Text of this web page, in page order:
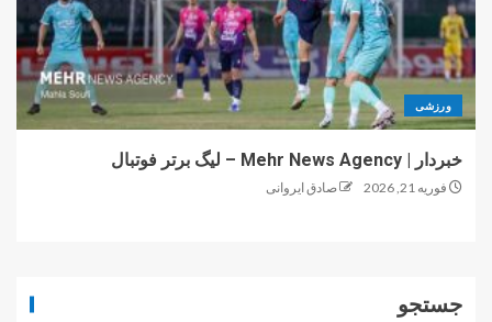
ورزشی
خبردار | Mehr News Agency – لیگ برتر فوتبال
فوریه 21, 2026 صادق ایروانی
جستجو